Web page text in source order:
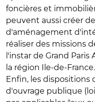
foncières et
peuvent aussi créer
d'aménagement
réaliser des missions
l'instar de Grand
la région Ile-de-France.
Enfin, les dispositions
d'ouvrage publique